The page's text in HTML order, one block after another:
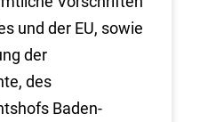
und der EU, sowie
der
des
Baden-